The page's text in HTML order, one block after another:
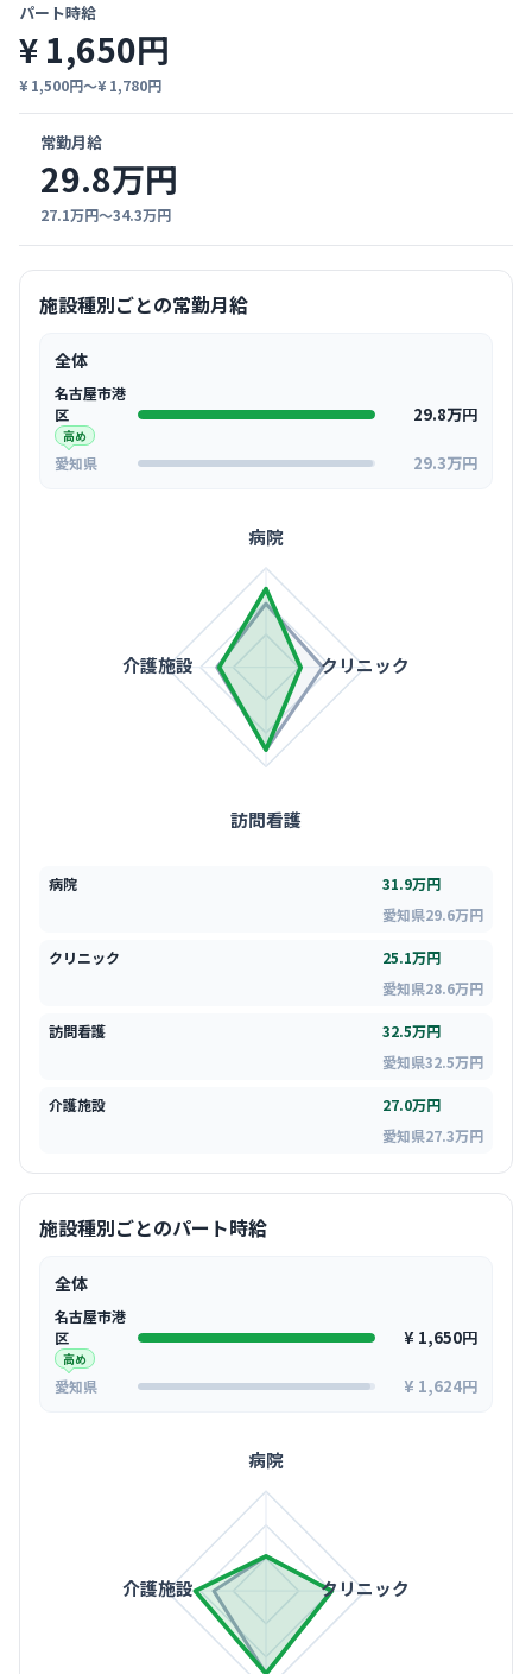
パート時給
¥ 1,650円
¥ 1,500円〜¥ 1,780円
常勤月給
29.8万円
27.1万円〜34.3万円
施設種別ごとの常勤月給
全体
名古屋市港
区
高め
29.8万円
愛知県 29.3万円
病院
クリニック
訪問看護
介護施設
病院
31.9万円
愛知県29.6万円
クリニック
25.1万円
愛知県28.6万円
訪問看護
32.5万円
愛知県32.5万円
介護施設
27.0万円
愛知県27.3万円
施設種別ごとのパート時給
全体
名古屋市港
区
高め
¥ 1,650円
愛知県 ¥ 1,624円
病院
クリニック
介護施設